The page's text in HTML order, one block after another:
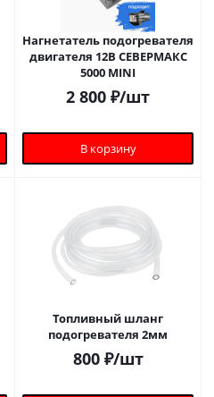
Нагнетатель подогревателя
двигателя 12В СЕВЕРМАКС
5000 MINI
2 800 ₽/шт
В корзину
Топливный шланг
подогревателя 2мм
800₽/шт